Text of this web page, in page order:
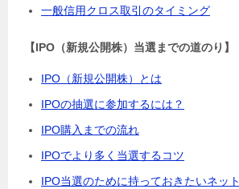
一般信用クロス取引のタイミング
【IPO（新規公開株）当選までの道のり】
IPO（新規公開株）とは
IPOの抽選に参加するには？
IPO購入までの流れ
IPOでより多く当選するコツ
IPO当選のために持っておきたいネッ